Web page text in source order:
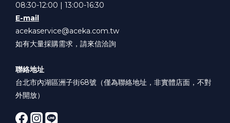
08:30-12:00 | 13:00-16:30
E-mail
acekaservice@aceka.com.tw
如有大量採購需求，請來信洽詢
聯絡地址
台北市內湖區洲子街68號（僅為聯絡地址，非實體店面，不對
外開放）